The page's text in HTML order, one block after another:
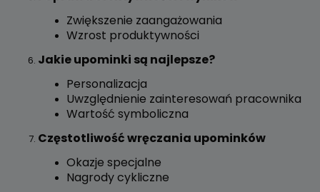
Zwiększenie zaangażowania
Wzrost produktywności
Jakie upominki są najlepsze?
Personalizacja
Uwzględnienie zainteresowań pracownika
Wartość symboliczna
Częstotliwość wręczania upominków
Okazje specjalne
Nagrody cykliczne